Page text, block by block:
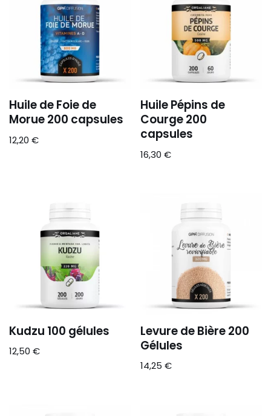
Huile de Foie de
Morue 200 capsules
12,20 €
Huile Pépins de
Courge 200
capsules
16,30€
Kudzu 100 gélules
12,50 €
Levure de Bière 200
Gélules
14,25€